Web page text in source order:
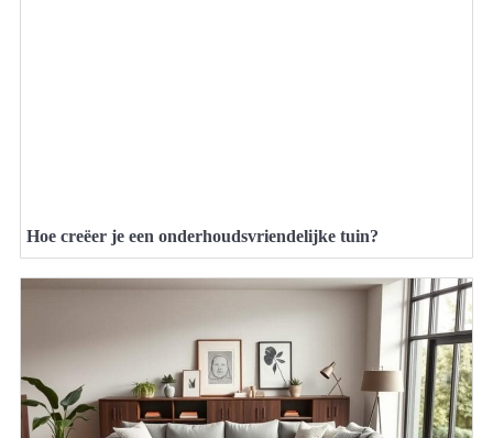
Hoe creëer je een onderhoudsvriendelijke tuin?